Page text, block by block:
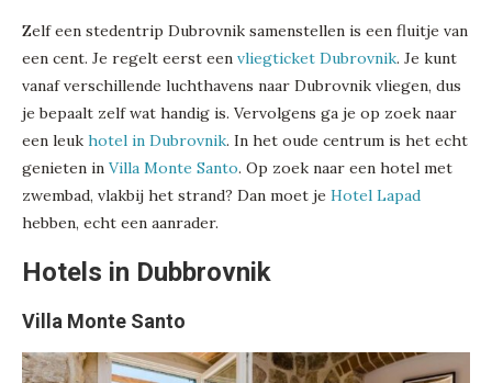
Zelf een stedentrip Dubrovnik samenstellen is een fluitje van
een cent. Je regelt eerst een vliegticket Dubrovnik. Je kunt
vanaf verschillende luchthavens naar Dubrovnik vliegen, dus
je bepaalt zelf wat handig is. Vervolgens ga je op zoek naar
een leuk hotel in Dubrovnik. In het oude centrum is het echt
genieten in Villa Monte Santo. Op zoek naar een hotel met
zwembad, vlakbij het strand? Dan moet je Hotel Lapad
hebben, echt een aanrader.
Hotels in Dubbrovnik
Villa Monte Santo